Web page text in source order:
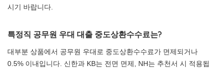
시기 바랍니다.
특정직 공무원 우대 대출 중도상환수수료는?
대부분 상품에서 공무원 우대로 중도상환수수료가 면제되거나
0.5% 이내입니다. 신한과 KB는 전면 면제, NH는 추천서 시 적용됩